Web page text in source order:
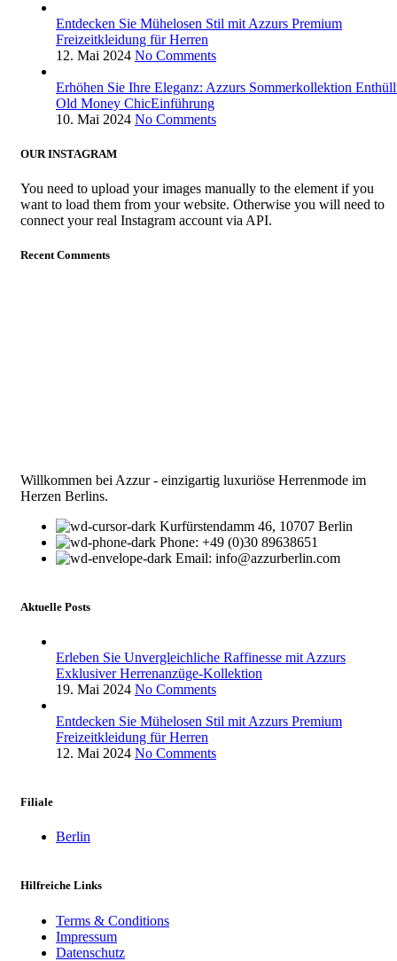
Entdecken Sie Mühelosen Stil mit Azzurs Premium
Freizeitkleidung für Herren
12. Mai 2024 No Comments
Erhöhen Sie Ihre Eleganz: Azzurs Sommerkollektion
Old Money ChicEinführung
10. Mai 2024 No Comments
OUR INSTAGRAM
You need to upload your images manually to the element if you
want to load them from your website. Otherwise you will need to
connect your real Instagram account via API.
Recent Comments
Willkommen bei Azzur - einzigartig luxuriöse Herrenmode im
Herzen Berlins.
Kurfürstendamm 46, 10707 Berlin
Phone: +49 (0)30 89638651
Email: info@azzurberlin.com
Aktuelle Posts
Erleben Sie Unvergleichliche Raffinesse mit Azzurs
Exklusiver Herrenanzüge-Kollektion
19. Mai 2024 No Comments
Entdecken Sie Mühelosen Stil mit Azzurs Premium
Freizeitkleidung für Herren
12. Mai 2024 No Comments
Filiale
Berlin
Hilfreiche Links
Terms & Conditions
Impressum
Datenschutz